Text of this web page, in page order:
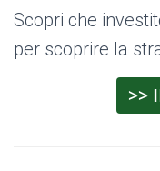
Scopri che
per scoprire la
>>